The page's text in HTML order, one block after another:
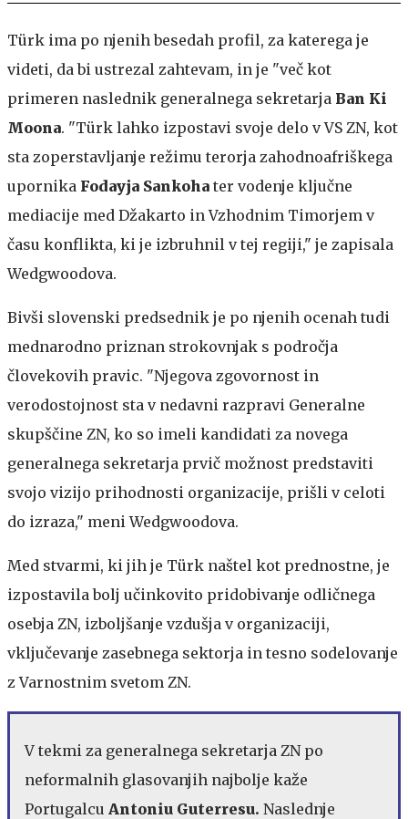
Türk ima po njenih besedah profil, za katerega je
videti, da bi ustrezal zahtevam, in je "več kot
primeren naslednik generalnega sekretarja Ban Ki
Moona. "Türk lahko izpostavi svoje delo v VS ZN, kot
sta zoperstavljanje režimu terorja zahodnoafriškega
upornika Fodayja Sankoha ter vodenje ključne
mediacije med Džakarto in Vzhodnim Timorjem v
času konflikta, ki je izbruhnil v tej regiji," je zapisala
Wedgwoodova.
Bivši slovenski predsednik je po njenih ocenah tudi
mednarodno priznan strokovnjak s področja
človekovih pravic. "Njegova zgovornost in
verodostojnost sta v nedavni razpravi Generalne
skupščine ZN, ko so imeli kandidati za novega
generalnega sekretarja prvič možnost predstaviti
svojo vizijo prihodnosti organizacije, prišli v celoti
do izraza," meni Wedgwoodova.
Med stvarmi, ki jih je Türk naštel kot prednostne, je
izpostavila bolj učinkovito pridobivanje odličnega
osebja ZN, izboljšanje vzdušja v organizaciji,
vključevanje zasebnega sektorja in tesno sodelovanje
z Varnostnim svetom ZN.
V tekmi za generalnega sekretarja ZN po
neformalnih glasovanjih najbolje kaže
Portugalcu Antoniu Guterresu. Naslednje